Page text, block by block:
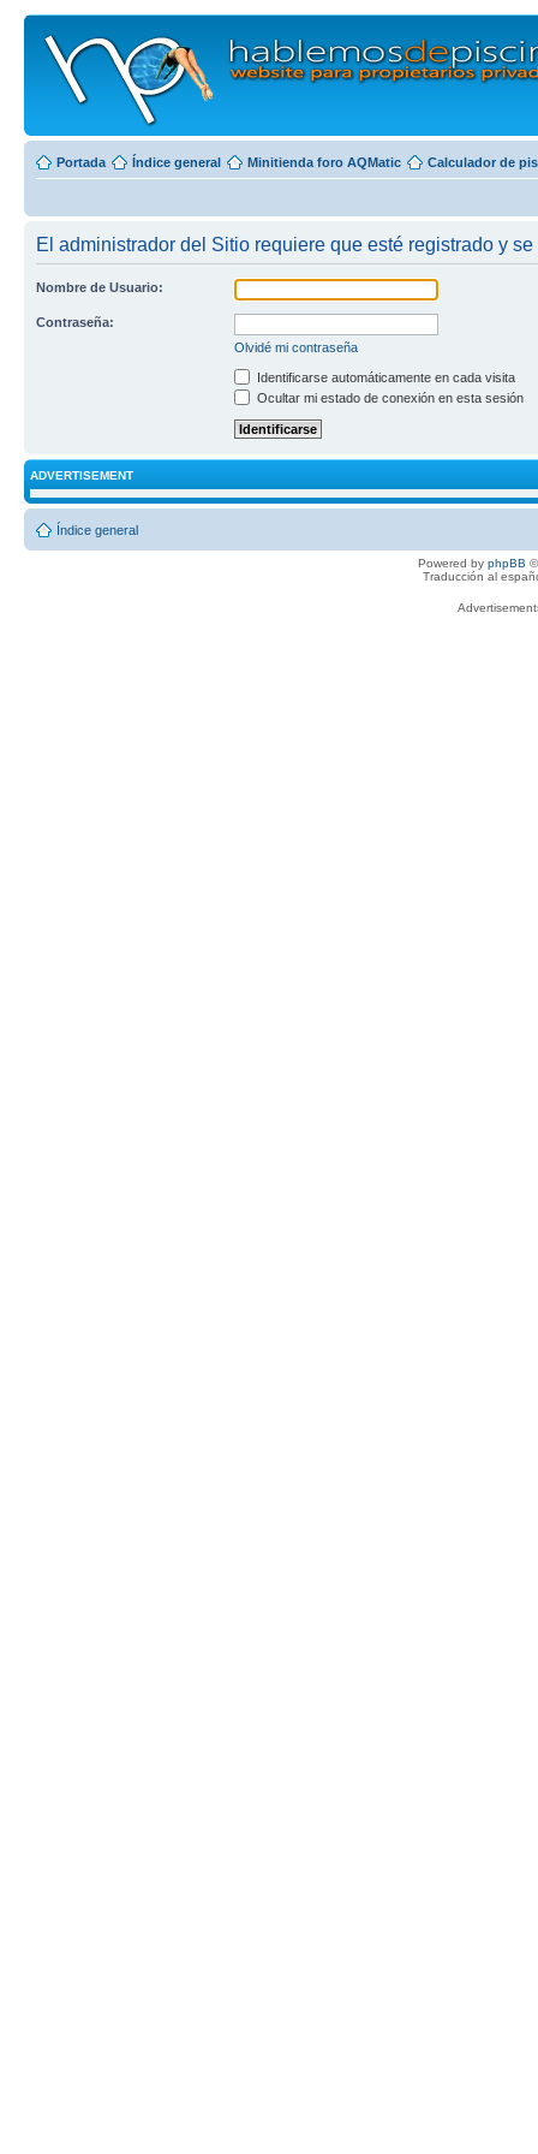
Portada Índice general Minitienda foro AQMatic Calculador de
El administrador del Sitio requiere que esté registrado y
Nombre de Usuario:
Contraseña:
Olvidé mi contraseña
Identificarse automáticamente en cada visita
Ocultar mi estado de conexión en esta sesión
ADVERTISEMENT
Índice general
Powered by phpBB
Traducción al